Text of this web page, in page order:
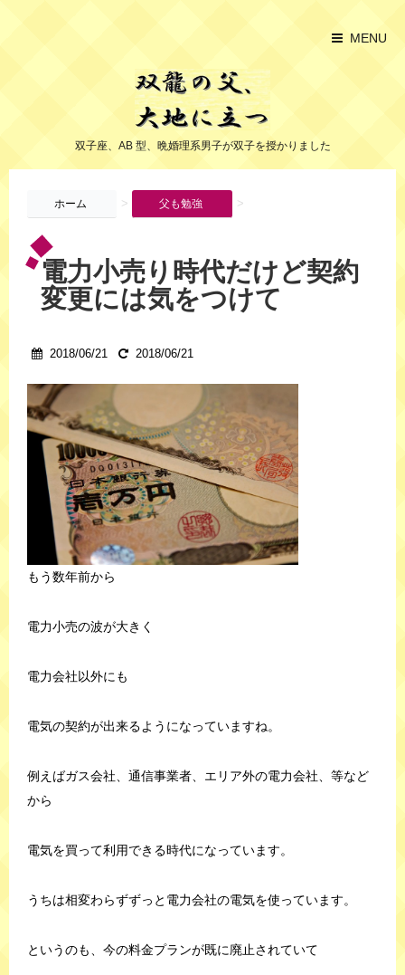
MENU
双子座、AB 型、晩婚理系男子が双子を授かりました
ホーム > 父も勉強 >
電力小売り時代だけど契約
変更には気をつけて
2018/06/21 2018/06/21
もう数年前から
電力小売の波が大きく
電力会社以外にも
電気の契約が出来るようになっていますね。
例えばガス会社、通信事業者、エリア外の電力会社、等など
から
電気を買って利用できる時代になっています。
うちは相変わらずずっと電力会社の電気を使っています。
というのも、今の料金プランが既に廃止されていて